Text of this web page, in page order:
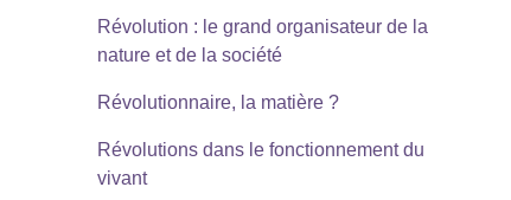
Révolution : le grand organisateur de la
nature et de la société
Révolutionnaire, la matière ?
Révolutions dans le fonctionnement du
vivant